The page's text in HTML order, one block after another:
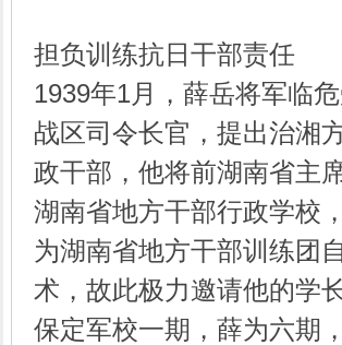
担负训练抗日干部责任
1939年1月，薛岳将军临
战区司令长官，提出治湘
政干部，他将前湖南省主
湖南省地方干部行政学校
为湖南省地方干部训练团
术，故此极力邀请他的学
保定军校一期，薛为六期